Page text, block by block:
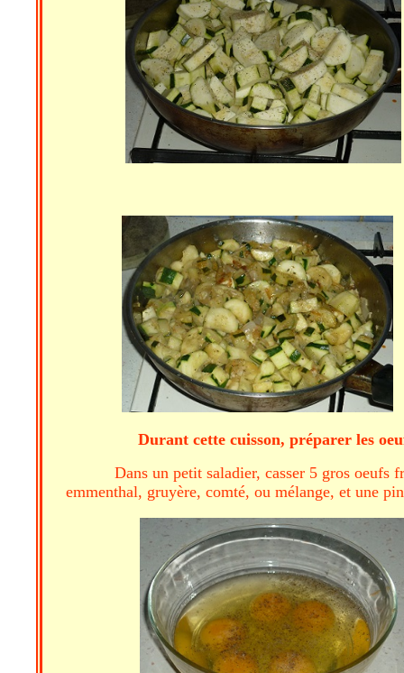
Durant cette cuisson, préparer les
Dans un petit saladier, casser 5 gros oeufs
emmenthal, gruyère, comté, ou mélange, et une